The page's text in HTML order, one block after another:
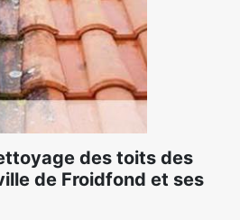
des toits des
de Froidfond et ses